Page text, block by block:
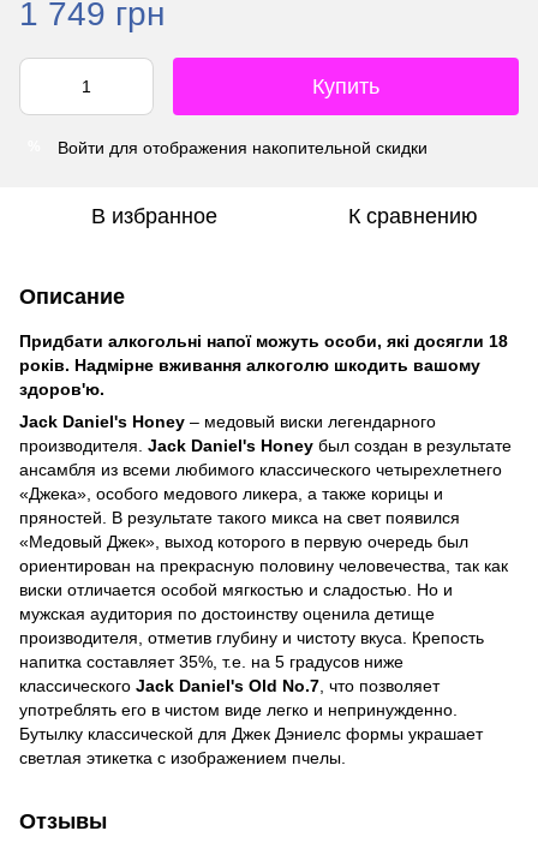
1 749 грн
Купить
Войти для отображения накопительной скидки
В избранное К сравнению
Описание
Придбати алкогольні напої можуть особи, які досягли 18
років. Надмірне вживання алкоголю шкодить вашому
здоров'ю.
Jack Daniel's Honey – медовый виски легендарного
производителя. Jack Daniel's Honey был создан в результате
ансамбля из всеми любимого классического четырехлетнего
«Джека», особого медового ликера, а также корицы и
пряностей. В результате такого микса на свет появился
«Медовый Джек», выход которого в первую очередь был
ориентирован на прекрасную половину человечества, так как
виски отличается особой мягкостью и сладостью. Но и
мужская аудитория по достоинству оценила детище
производителя, отметив глубину и чистоту вкуса. Крепость
напитка составляет 35%, т.е. на 5 градусов ниже
классического Jack Daniel's Old No.7 , что позволяет
употреблять его в чистом виде легко и непринужденно.
Бутылку классической для Джек Дэниелс формы украшает
светлая этикетка с изображением пчелы.
Отзывы